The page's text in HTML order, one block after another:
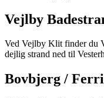
Vejlby
Ved Vejlby Klit finder du
dejlig strand ned til
Bovbjerg /